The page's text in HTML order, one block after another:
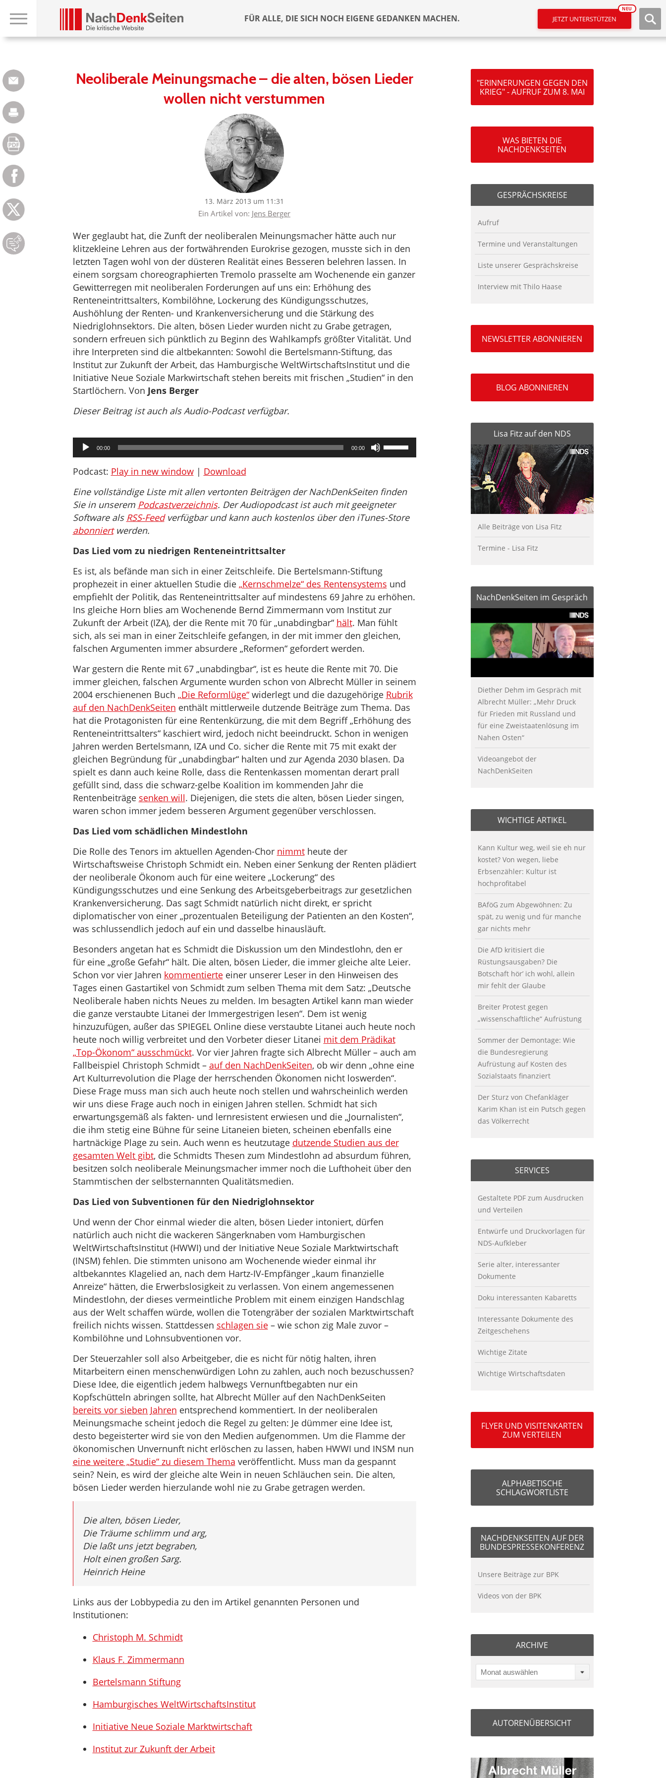
FÜR ALLE, DIE SICH NOCH EIGENE GEDANKEN MACHEN. JETZT UNTERSTÜTZEN
NEU
Neoliberale Meinungsmache – die alten, bösen Lieder
wollen nicht verstummen
13. März 2013 um 11:31
Ein Artikel von: Jens Berger
Wer geglaubt hat, die Zunft der neoliberalen Meinungsmacher hätte auch nur
klitzekleine Lehren aus der fortwährenden Eurokrise gezogen, musste sich in den
letzten Tagen wohl von der düsteren Realität eines Besseren belehren lassen. In
einem sorgsam choreographierten Tremolo prasselte am Wochenende ein ganzer
Gewitterregen mit neoliberalen Forderungen auf uns ein: Erhöhung des
Renteneintrittsalters, Kombilöhne, Lockerung des Kündigungsschutzes,
Aushöhlung der Renten- und Krankenversicherung und die Stärkung des
Niedriglohnsektors. Die alten, bösen Lieder wurden nicht zu Grabe getragen,
sondern erfreuen sich pünktlich zu Beginn des Wahlkampfs größter Vitalität. Und
ihre Interpreten sind die altbekannten: Sowohl die Bertelsmann-Stiftung, das
Institut zur Zukunft der Arbeit, das Hamburgische WeltWirtschaftsInstitut und die
Initiative Neue Soziale Markwirtschaft stehen bereits mit frischen „Studien“ in den
Startlöchern. Von Jens Berger
Dieser Beitrag ist auch als Audio-Podcast verfügbar.
Audio-
Player
00:00 00:00
Pfeiltasten
Hoch/Runter
die
Lautstärke
zu
Podcast: Play in new window| Download
Eine vollständige Liste mit allen vertonten Beiträgen der NachDenkSeiten finden
Sie in unserem Podcastverzeichnis. Der Audiopodcast ist auch mit geeigneter
Software als RSS-Feedverfügbar und kann auch kostenlos über den iTunes-Store
abonniertwerden.
Das Lied vom zu niedrigen Renteneintrittsalter
Es ist, als befände man sich in einer Zeitschleife. Die Bertelsmann-Stiftung
prophezeit in einer aktuellen Studie die „Kernschmelze“ des Rentensystems und
empfiehlt der Politik, das Renteneintrittsalter auf mindestens 69 Jahre zu erhöhen.
Ins gleiche Horn blies am Wochenende Bernd Zimmermann vom Institut zur
Zukunft der Arbeit (IZA), der die Rente mit 70 für „unabdingbar“ hält. Man fühlt
sich, als sei man in einer Zeitschleife gefangen, in der mit immer den gleichen,
falschen Argumenten immer absurdere „Reformen“ gefordert werden.
War gestern die Rente mit 67 „unabdingbar“, ist es heute die Rente mit 70. Die
immer gleichen, falschen Argumente wurden schon von Albrecht Müller in seinem
2004 erschienenen Buch „Die Reformlüge“widerlegt und die dazugehörige Rubrik
auf den NachDenkSeiten enthält mittlerweile dutzende Beiträge zum Thema. Das
hat die Protagonisten für eine Rentenkürzung, die mit dem Begriff „Erhöhung des
Renteneintrittsalters“ kaschiert wird, jedoch nicht beeindruckt. Schon in wenigen
Jahren werden Bertelsmann, IZA und Co. sicher die Rente mit 75 mit exakt der
gleichen Begründung für „unabdingbar“ halten und zur Agenda 2030 blasen. Da
spielt es dann auch keine Rolle, dass die Rentenkassen momentan derart prall
gefüllt sind, dass die schwarz-gelbe Koalition im kommenden Jahr die
Rentenbeiträge senken will. Diejenigen, die stets die alten, bösen Lieder singen,
waren schon immer jedem besseren Argument gegenüber verschlossen.
Das Lied vom schädlichen Mindestlohn
Die Rolle des Tenors im aktuellen Agenden-Chor nimmtheute der
Wirtschaftsweise Christoph Schmidt ein. Neben einer Senkung der Renten plädiert
der neoliberale Ökonom auch für eine weitere „Lockerung“ des
Kündigungsschutzes und eine Senkung des Arbeitsgeberbeitrags zur gesetzlichen
Krankenversicherung. Das sagt Schmidt natürlich nicht direkt, er spricht
diplomatischer von einer „prozentualen Beteiligung der Patienten an den Kosten“,
was schlussendlich jedoch auf ein und dasselbe hinausläuft.
Besonders angetan hat es Schmidt die Diskussion um den Mindestlohn, den er
für eine „große Gefahr“ hält. Die alten, bösen Lieder, die immer gleiche alte Leier.
Schon vor vier Jahren kommentierteeiner unserer Leser in den Hinweisen des
Tages einen Gastartikel von Schmidt zum selben Thema mit dem Satz: „Deutsche
Neoliberale haben nichts Neues zu melden. Im besagten Artikel kann man wieder
die ganze verstaubte Litanei der Immergestrigen lesen“. Dem ist wenig
hinzuzufügen, außer das SPIEGEL Online diese verstaubte Litanei auch heute noch
heute noch willig verbreitet und den Vorbeter dieser Litanei mit dem Prädikat
„Top-Ökonom“ ausschmückt. Vor vier Jahren fragte sich Albrecht Müller – auch am
Fallbeispiel Christoph Schmidt – auf den NachDenkSeiten, ob wir denn „ohne eine
Art Kulturrevolution die Plage der herrschenden Ökonomen nicht loswerden“.
Diese Frage muss man sich auch heute noch stellen und wahrscheinlich werden
wir uns diese Frage auch noch in einigen Jahren stellen. Schmidt hat sich
erwartungsgemäß als fakten- und lernresistent erwiesen und die „Journalisten“,
die ihm stetig eine Bühne für seine Litaneien bieten, scheinen ebenfalls eine
hartnäckige Plage zu sein. Auch wenn es heutzutage dutzende Studien aus der
gesamten Welt gibt, die Schmidts Thesen zum Mindestlohn ad absurdum führen,
besitzen solch neoliberale Meinungsmacher immer noch die Lufthoheit über den
Stammtischen der selbsternannten Qualitätsmedien.
Das Lied von Subventionen für den Niedriglohnsektor
Und wenn der Chor einmal wieder die alten, bösen Lieder intoniert, dürfen
natürlich auch nicht die wackeren Sängerknaben vom Hamburgischen
WeltWirtschaftsInstitut (HWWI) und der Initiative Neue Soziale Marktwirtschaft
(INSM) fehlen. Die stimmten unisono am Wochenende wieder einmal ihr
altbekanntes Klagelied an, nach dem Hartz-IV-Empfänger „kaum finanzielle
Anreize“ hätten, die Erwerbslosigkeit zu verlassen. Von einem angemessenen
Mindestlohn, der dieses vermeintliche Problem mit einem einzigen Handschlag
aus der Welt schaffen würde, wollen die Totengräber der sozialen Marktwirtschaft
freilich nichts wissen. Stattdessen schlagen sie– wie schon zig Male zuvor –
Kombilöhne und Lohnsubventionen vor.
Der Steuerzahler soll also Arbeitgeber, die es nicht für nötig halten, ihren
Mitarbeitern einen menschenwürdigen Lohn zu zahlen, auch noch bezuschussen?
Diese Idee, die eigentlich jedem halbwegs Vernunftbegabten nur ein
Kopfschütteln abringen sollte, hat Albrecht Müller auf den NachDenkSeiten
bereits vor sieben Jahren entsprechend kommentiert. In der neoliberalen
Meinungsmache scheint jedoch die Regel zu gelten: Je dümmer eine Idee ist,
desto begeisterter wird sie von den Medien aufgenommen. Um die Flamme der
ökonomischen Unvernunft nicht erlöschen zu lassen, haben HWWI und INSM nun
eine weitere „Studie“ zu diesem Thema veröffentlicht. Muss man da gespannt
sein? Nein, es wird der gleiche alte Wein in neuen Schläuchen sein. Die alten,
bösen Lieder werden hierzulande wohl nie zu Grabe getragen werden.
Die alten, bösen Lieder,
Die Träume schlimm und arg,
Die laßt uns jetzt begraben,
Holt einen großen Sarg.
Heinrich Heine
Links aus der Lobbypedia zu den im Artikel genannten Personen und
Institutionen:
Christoph M. Schmidt
Klaus F. Zimmermann
Bertelsmann Stiftung
Hamburgisches WeltWirtschaftsInstitut
Initiative Neue Soziale Marktwirtschaft
Institut zur Zukunft der Arbeit
"ERINNERUNGEN GEGEN DEN
KRIEG" - AUFRUF ZUM 8. MAI
WAS BIETEN DIE
NACHDENKSEITEN
GESPRÄCHSKREISE
Aufruf
Termine und Veranstaltungen
Liste unserer Gesprächskreise
Interview mit Thilo Haase
NEWSLETTER ABONNIEREN
BLOG ABONNIEREN
Lisa Fitz auf den NDS
Alle Beiträge von Lisa Fitz
Termine - Lisa Fitz
NachDenkSeiten im Gespräch
Diether Dehm im Gespräch mit
Albrecht Müller: „Mehr Druck
für Frieden mit Russland und
für eine Zweistaatenlösung im
Nahen Osten“
Videoangebot der
NachDenkSeiten
WICHTIGE ARTIKEL
Kann Kultur weg, weil sie eh nur
kostet? Von wegen, liebe
Erbsenzähler: Kultur ist
hochprofitabel
BAföG zum Abgewöhnen: Zu
spät, zu wenig und für manche
gar nichts mehr
Die AfD kritisiert die
Rüstungsausgaben? Die
Botschaft hör’ ich wohl, allein
mir fehlt der Glaube
Breiter Protest gegen
„wissenschaftliche“ Aufrüstung
Sommer der Demontage: Wie
die Bundesregierung
Aufrüstung auf Kosten des
Sozialstaats finanziert
Der Sturz von Chefankläger
Karim Khan ist ein Putsch gegen
das Völkerrecht
SERVICES
Gestaltete PDF zum Ausdrucken
und Verteilen
Entwürfe und Druckvorlagen für
NDS-Aufkleber
Serie alter, interessanter
Dokumente
Doku interessanten Kabaretts
Interessante Dokumente des
Zeitgeschehens
Wichtige Zitate
Wichtige Wirtschaftsdaten
FLYER UND VISITENKARTEN
ZUM VERTEILEN
ALPHABETISCHE
SCHLAGWORTLISTE
NACHDENKSEITEN AUF DER
BUNDESPRESSEKONFERENZ
Unsere Beiträge zur BPK
Videos von der BPK
ARCHIVE
Monat auswählen
AUTORENÜBERSICHT